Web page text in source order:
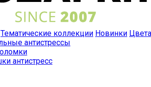
Тематические коллекции Новинки Цвета
антистрессы
антистресс